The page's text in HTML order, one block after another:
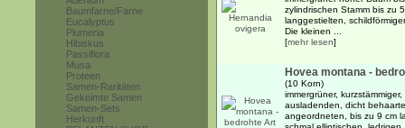
Baumfarne/Farne
Eucalyptus
Plumeria
Hibiskus
Passiflora
Musa
Proteen
Samen-Raritäten
Gekeimte Samen
Samen-Sets
Herkunft
zylindrischen Stamm bis zu
langgestielten,
Die kleinen ...
[mehr lesen]
Hovea montana -
(10 Korn)
immergrüner,
ausladenden, dicht
angeordneten, bis zu 9 cm